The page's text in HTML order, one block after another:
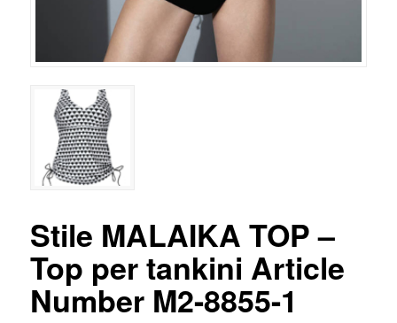
Stile MALAIKA TOP –
Top per tankini Article
Number M2-8855-1